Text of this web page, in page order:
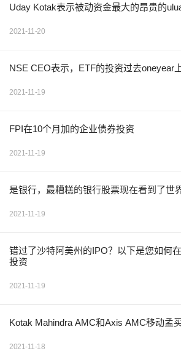
Uday Kotak表示被动资金最大的昂贵的
2021-11-20
NSE CEO表示，ETF的投资过去oneyear
2021-11-19
FPI在10个月加的企业债券投资
2021-11-19
是银行，最糟糕的银行股票现在看到了世
2021-11-19
错过了沙特阿美州的IPO？以下是您如何
投资
2021-11-19
Kotak Mahindra AMC和Axis AMC移动孟
2021-11-18